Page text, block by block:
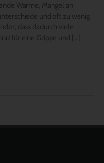
Wärme, Mangel an
und oft zu wenig
dass dadurch viele
für eine Grippe und […]